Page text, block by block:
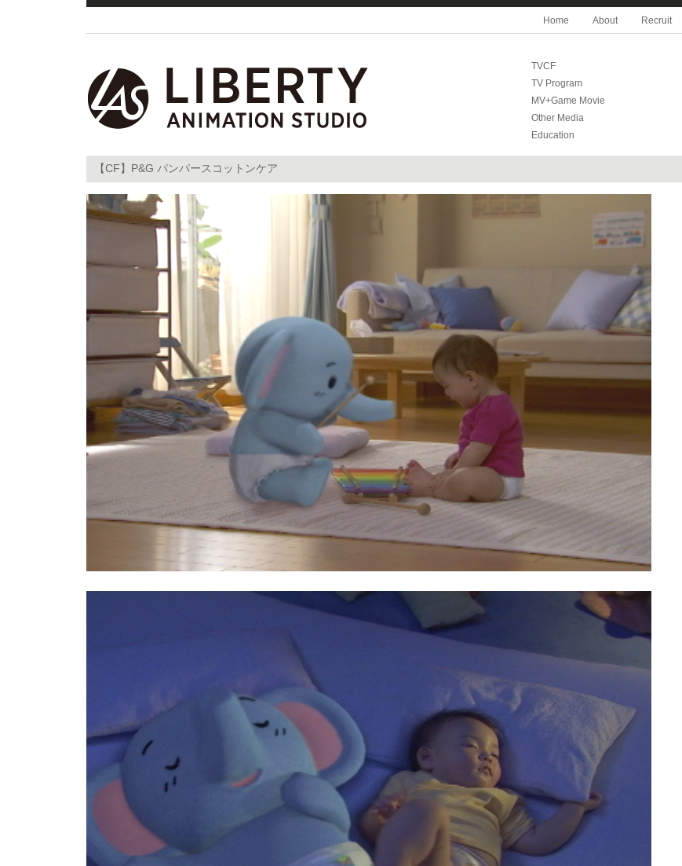
Home About Recruit
TVCF
TV Program
MV+Game Movie
Other Media
Education
【CF】P&G パンパースコットンケア